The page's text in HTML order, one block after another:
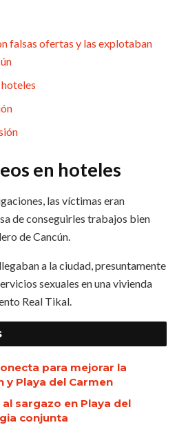
falsas ofertas y las explotaban
en hoteles
las víctimas eran
de conseguirles trabajos bien
de Cancún.
a la ciudad, presuntamente
sexuales en una vivienda
Real Tikal.
para mejorar la
y Playa del Carmen
sargazo en Playa del
conjunta